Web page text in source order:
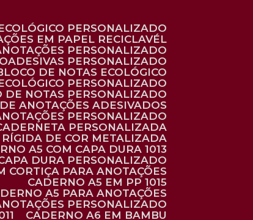
PERSONALIZADO
EM PAPEL RECICLAVÉL
PERSONALIZADO
PERSONALIZADO
BLOCO DE NOTAS ECOLÓGICO
PERSONALIZADO
DE NOTAS PERSONALIZADO
DE ANOTAÇÕES ADESIVADOS
PERSONALIZADO
CADERNETA PERSONALIZADA
RÍGIDA DE COR METALIZADA
A5 COM CAPA DURA 1013
DURA PERSONALIZADO
CORTIÇA PARA ANOTAÇÕES
CADERNO A5 EM PP 1015
A5 PARA ANOTAÇÕES
PERSONALIZADO
CADERNO A6 EM BAMBU